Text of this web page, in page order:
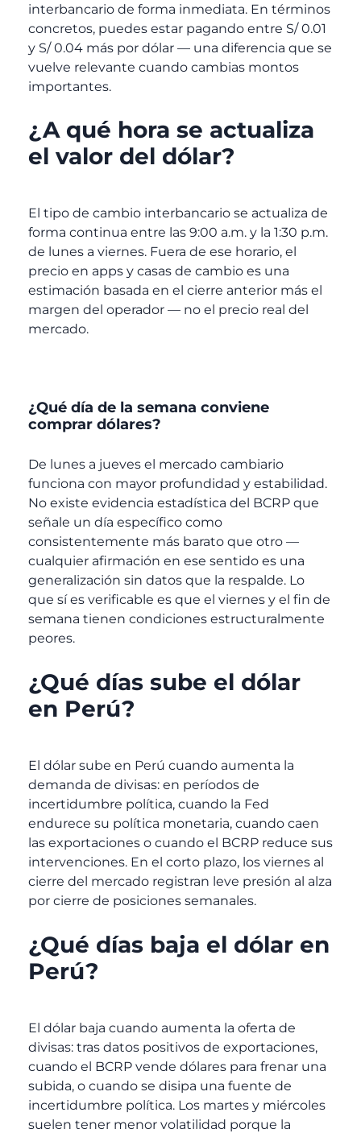
interbancario de forma inmediata. En términos
concretos, puedes estar pagando entre S/ 0.01
y S/ 0.04 más por dólar — una diferencia que se
vuelve relevante cuando cambias montos
importantes.
¿A qué hora se actualiza
el valor del dólar?
El tipo de cambio interbancario se actualiza de
forma continua entre las 9:00 a.m. y la 1:30 p.m.
de lunes a viernes. Fuera de ese horario, el
precio en apps y casas de cambio es una
estimación basada en el cierre anterior más el
margen del operador — no el precio real del
mercado.
¿Qué día de la semana conviene
comprar dólares?
De lunes a jueves el mercado cambiario
funciona con mayor profundidad y estabilidad.
No existe evidencia estadística del BCRP que
señale un día específico como
consistentemente más barato que otro —
cualquier afirmación en ese sentido es una
generalización sin datos que la respalde. Lo
que sí es verificable es que el viernes y el fin de
semana tienen condiciones estructuralmente
peores.
¿Qué días sube el dólar
en Perú?
El dólar sube en Perú cuando aumenta la
demanda de divisas: en períodos de
incertidumbre política, cuando la Fed
endurece su política monetaria, cuando caen
las exportaciones o cuando el BCRP reduce sus
intervenciones. En el corto plazo, los viernes al
cierre del mercado registran leve presión al alza
por cierre de posiciones semanales.
¿Qué días baja el dólar en
Perú?
El dólar baja cuando aumenta la oferta de
divisas: tras datos positivos de exportaciones,
cuando el BCRP vende dólares para frenar una
subida, o cuando se disipa una fuente de
incertidumbre política. Los martes y miércoles
suelen tener menor volatilidad porque la